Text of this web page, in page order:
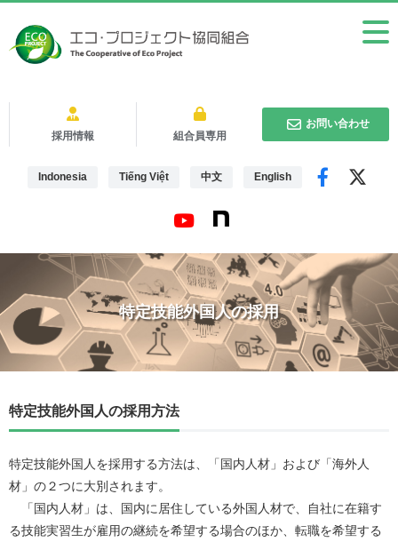
採用情報 組合員専用
お問い合わせ
Indonesia Tiếng Việt 中文 English
特定技能外国人の採用
特定技能外国人の採用方法
特定技能外国人を採用する方法は、「国内人材」および「海外人
材」の２つに大別されます。
「国内人材」は、国内に居住している外国人材で、自社に在籍す
る技能実習生が雇用の継続を希望する場合のほか、転職を希望する